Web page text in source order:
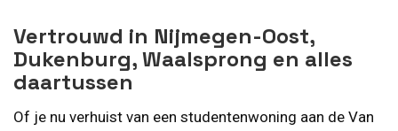
Vertrouwd in Nijmegen-Oost,
Dukenburg, Waalsprong en alles
daartussen
Of je nu verhuist van een studentenwoning aan de Van